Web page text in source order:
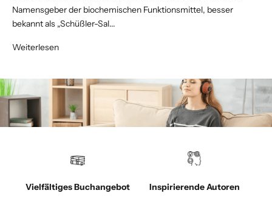
Namensgeber der biochemischen Funktionsmittel, besser
bekannt als „Schüßler-Sal...
Weiterlesen
Vielfältiges Buchangebot
Inspirierende Autoren